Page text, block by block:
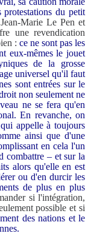
du petit
Jean-Marie Le Pen et
une revendication
: ce ne sont pas les
eux-mêmes le jouet
de la grosse
universel qu'il faut
sont entrées sur le
non seulement ne
ne se fera qu'en
En revanche, on
appelle à toujours
ainsi que d'une
en cela l'un
combattre – et sur la
alors qu'elle en est
ou d'en durcir les
de plus en plus
si l'intégration,
possible et si
des nations et le